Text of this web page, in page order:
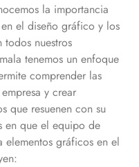
la importancia
el diseño gráfico y los
todos nuestros
tenemos un enfoque
comprender las
y crear
que resuenen con su
en que el equipo de
gráficos en el